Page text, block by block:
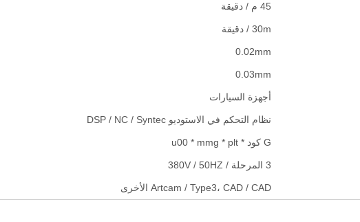
45 م / دقيقة
30m / دقيقة
0.02mm
0.03mm
أجهزة السيارات
نظام التحكم في الاستوديو DSP / NC / Syntec
G كود * u00 * mmg * plt
3 المرحلة / 380V / 50HZ
Artcam / Type3، CAD / CAD الأخرى